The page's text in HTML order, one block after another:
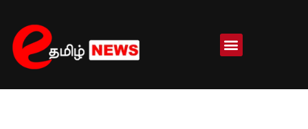
Skip
to
content